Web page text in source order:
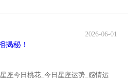
揭秘！
2026-06-01
座今日桃花_今日星座运势_感情运